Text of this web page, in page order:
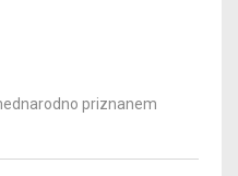
priznanem